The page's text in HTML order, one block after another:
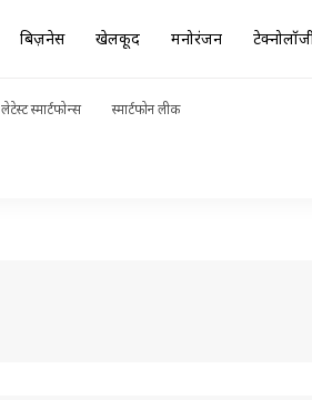
बिज़नेस खेलकूद मनोरंजन
लेटेस्ट स्मार्टफोन्स स्मार्टफोन लीक